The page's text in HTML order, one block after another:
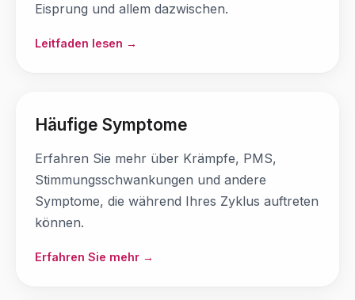
Eisprung und allem dazwischen.
Leitfaden lesen →
Häufige Symptome
Erfahren Sie mehr über Krämpfe, PMS,
Stimmungsschwankungen und andere
Symptome, die während Ihres Zyklus auftreten
können.
Erfahren Sie mehr →